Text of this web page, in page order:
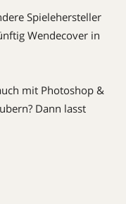
Spielehersteller
Wendecover in
mit Photoshop &
Dann lasst